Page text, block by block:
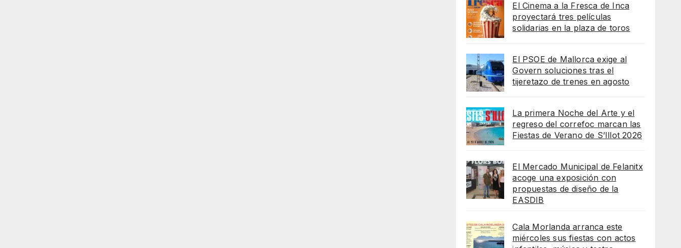
El Cinema a la Fresca de Inca
proyectará tres películas
solidarias en la plaza de toros
El PSOE de Mallorca exige al
Govern soluciones tras el
tijeretazo de trenes en agosto
La primera Noche del Arte y el
regreso del correfoc marcan las
Fiestas de Verano de S’Illot 2026
El Mercado Municipal de Felanitx
acoge una exposición con
propuestas de diseño de la
EASDIB
Cala Morlanda arranca este
miércoles sus fiestas con actos